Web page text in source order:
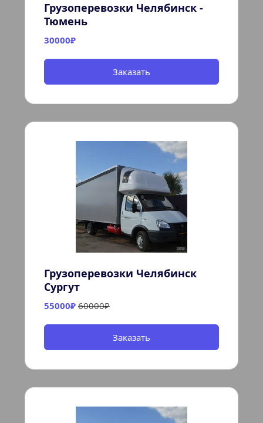
Грузоперевозки Челябинск -
Тюмень
30000₽
Заказать
Грузоперевозки Челябинск
Сургут
55000₽ 60000₽
Заказать